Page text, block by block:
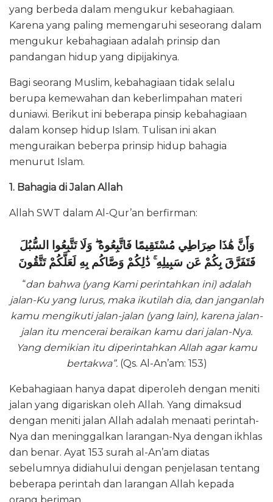
yang berbeda dalam mengukur kebahagiaan.
Karena yang paling memengaruhi seseorang dalam
mengukur kebahagiaan adalah prinsip dan
pandangan hidup yang dipijakinya.
Bagi seorang Muslim, kebahagiaan tidak selalu
berupa kemewahan dan keberlimpahan materi
duniawi. Berikut ini beberapa pinsip kebahagiaan
dalam konsep hidup Islam. Tulisan ini akan
menguraikan beberpa prinsip hidup bahagia
menurut Islam.
1. Bahagia di Jalan Allah
Allah SWT dalam Al-Qur’an berfirman:
وَأَنَّ هَٰذَا صِرَاطِي مُسْتَقِيمًا فَاتَّبِعُوهُ ۖ وَلَا تَتَّبِعُوا السُّبُلَ
فَتَفَرَّقَ بِكُمْ عَن سَبِيلِهِ ۚ ذَٰلِكُمْ وَصَّاكُم بِهِ لَعَلَّكُمْ تَتَّقُونَ
“dan bahwa (yang Kami perintahkan ini) adalah
jalan-Ku yang lurus, maka ikutilah dia, dan janganlah
kamu mengikuti jalan-jalan (yang lain), karena jalan-
jalan itu mencerai beraikan kamu dari jalan-Nya.
Yang demikian itu diperintahkan Allah agar kamu
bertakwa”. (Qs. Al-An’am: 153)
Kebahagiaan hanya dapat diperoleh dengan meniti
jalan yang digariskan oleh Allah. Yang dimaksud
dengan meniti jalan Allah adalah menaati perintah-
Nya dan meninggalkan larangan-Nya dengan ikhlas
dan benar. Ayat 153 surah al-An’am diatas
sebelumnya didiahului dengan penjelasan tentang
beberapa perintah dan larangan Allah kepada